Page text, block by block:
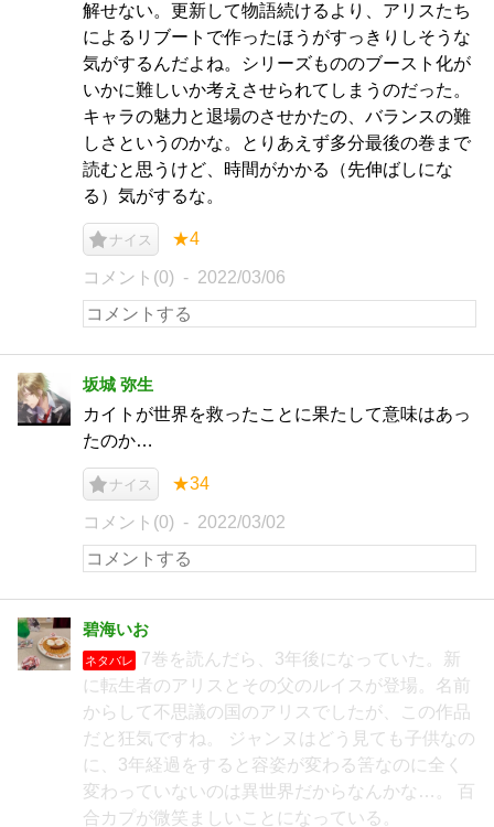
解せない。更新して物語続けるより、アリスたち
によるリブートで作ったほうがすっきりしそうな
気がするんだよね。シリーズもののブースト化が
いかに難しいか考えさせられてしまうのだった。
キャラの魅力と退場のさせかたの、バランスの難
しさというのかな。とりあえず多分最後の巻まで
読むと思うけど、時間がかかる（先伸ばしにな
る）気がするな。
ナイス ★4
コメント(0) 2022/03/06
坂城 弥生
カイトが世界を救ったことに果たして意味はあっ
たのか…
ナイス ★34
コメント(0) 2022/03/02
碧海いお
ネタバレ
7巻を読んだら、3年後になっていた。新
に転生者のアリスとその父のルイスが登場。名前
からして不思議の国のアリスでしたが、この作品
だと狂気ですね。 ジャンヌはどう見ても子供なの
に、3年経過をすると容姿が変わる筈なのに全く
変わっていないのは異世界だからなんかな…。 百
合カプが微笑ましいことになっている。